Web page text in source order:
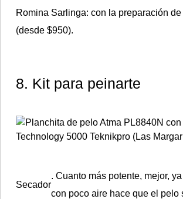
Romina Sarlinga: con la preparación
(desde $950).
8. Kit para peinarte
Secador
. Cuanto más potente, mejor,
con poco aire hace que el pelo